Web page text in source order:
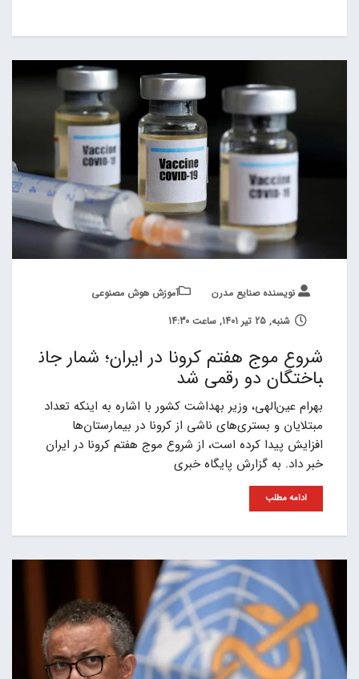
نویسنده صنایع مدرن
آموزش هوش مصنوعی
شنبه, 25 تیر 1401, ساعت 14:30
شروع موج هفتم کرونا در ایران؛ شمار جان
باختگان دو رقمی شد
بهرام عین‌الهی، وزیر بهداشت کشور با اشاره به اینکه تعداد
مبتلایان و بستری‌های ناشی از کرونا در بیمارستان‌ها
افزایش پیدا کرده است، از شروع موج هفتم کرونا در ایران
خبر داد. به گزارش پایگاه خبری
ادامه مطلب